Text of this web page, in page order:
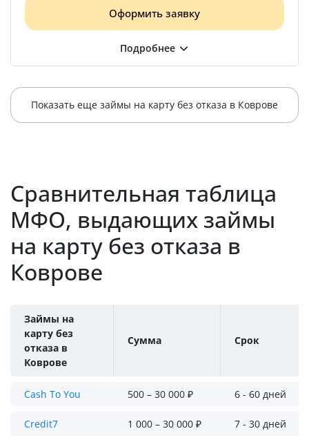
Оформить заявку
Показать еще займы на карту без отказа в Коврове
Сравнительная таблица
МФО, выдающих займы
на карту без отказа в
Коврове
Займы на
карту без
отказа в
Коврове
Сумма Срок
Cash To You 500 – 30 000 ₽ 6 - 60 дней
Credit7 1 000 – 30 000 ₽ 7 - 30 дней